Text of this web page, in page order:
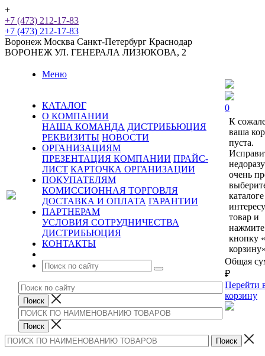
+
+7 (473) 212-17-83
+7 (473) 212-17-83
Воронеж Москва Санкт-Петербург Краснодар
ВОРОНЕЖ УЛ. ГЕНЕРАЛА ЛИЗЮКОВА, 2
Меню
КАТАЛОГ
О КОМПАНИИ
НАША КОМАНДА ДИСТРИБЬЮЦИЯ
РЕКВИЗИТЫ НОВОСТИ
ОРГАНИЗАЦИЯМ
ПРЕЗЕНТАЦИЯ КОМПАНИИ ПРАЙС-
ЛИСТ КАРТОЧКА ОРГАНИЗАЦИИ
ПОКУПАТЕЛЯМ
КОМИССИОННАЯ ТОРГОВЛЯ
ДОСТАВКА И ОПЛАТА ГАРАНТИИ
ПАРТНЕРАМ
УСЛОВИЯ СОТРУДНИЧЕСТВА
ДИСТРИБЬЮЦИЯ
КОНТАКТЫ
0
К
ваша
пуста.
очень
каталоге
товар и
нажмите
кнопку
Общая
₽
Перейти
корзину